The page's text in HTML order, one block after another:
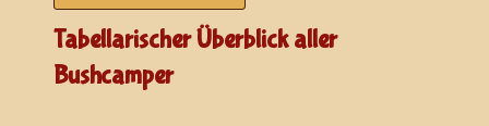
Tabellarischer Überblick aller
Bushcamper